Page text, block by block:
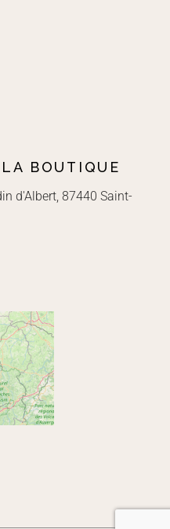
BOUTIQUE
d'Albert, 87440 Saint-